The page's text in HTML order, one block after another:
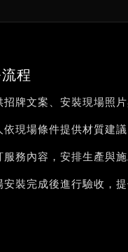
程
招牌文案、安裝現場照
依現場條件提供材質建
服務內容，安排生產與
裝完成後進行驗收，